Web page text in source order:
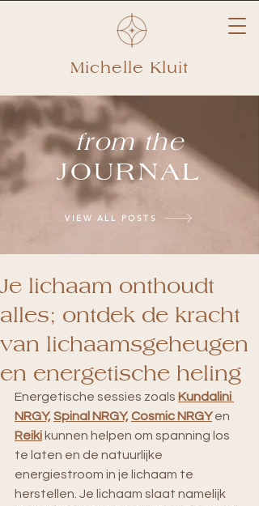
Michelle Kluit
from the
JOURNAL
VIEW ALL POSTS
Je lichaam onthoudt
alles; ontdek de kracht
van lichaamsgeheugen
en energetische heling
Energetische sessies zoals Kundalini
NRGY,Spinal NRGY,Cosmic NRGY en
Reiki kunnen helpen om spanning los
te laten en de natuurlijke
energiestroom in je lichaam te
herstellen. Je lichaam slaat namelijk